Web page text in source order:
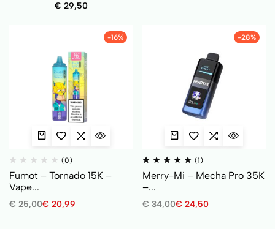
€ 29,50
-16%
(0)
Fumot – Tornado 15K –
Vape...
€25,00€ 20,99
-28%
(1)
Merry-Mi – Mecha Pro 35K
–...
€34,00€ 24,50